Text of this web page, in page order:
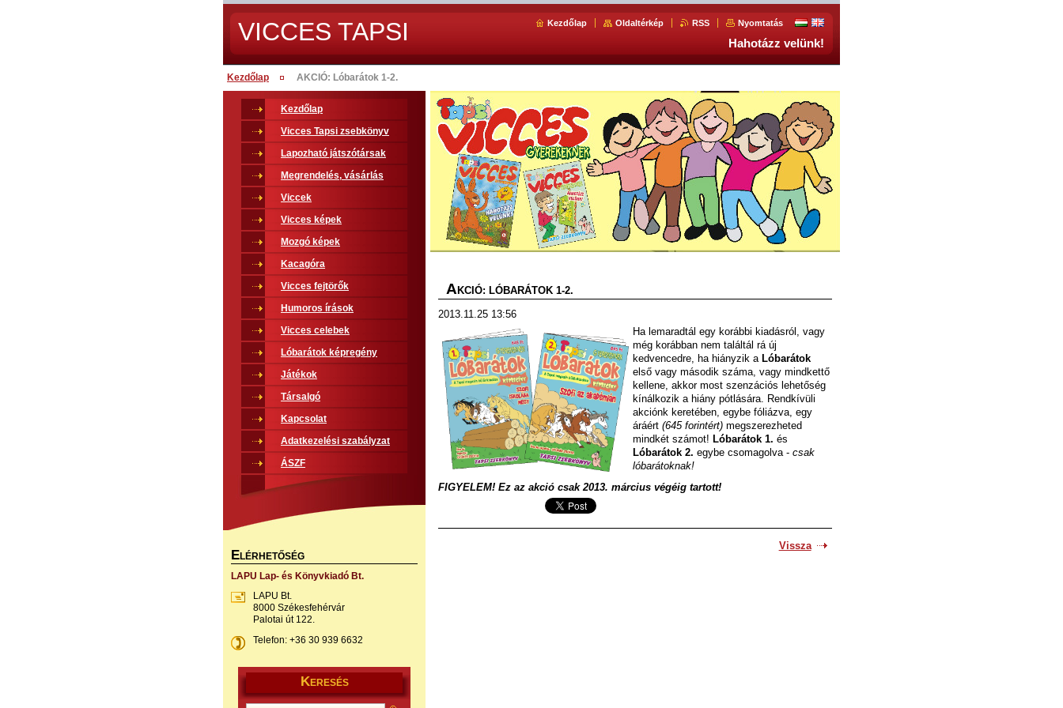
VICCES TAPSI Kezdőlap Oldaltérkép RSS Nyomtatás
Hahotázz velünk!
Kezdőlap AKCIÓ: Lóbarátok 1-2.
A KCIÓ: LÓBARÁTOK 1-2.
2013.11.25 13:56
Ha lemaradtál egy korábbi kiadásról, vagy
még korábban nem találtál rá új
kedvencedre, ha hiányzik a Lóbarátok
első vagy második száma, vagy mindkettő
kellene, akkor most szenzációs lehetőség
kínálkozik a hiány pótlására. Rendkívüli
akciónk keretében, egybe fóliázva, egy
áráért (645 forintért) megszerezheted
mindkét számot! Lóbarátok 1. és
Lóbarátok 2. egybe csomagolva - csak
lóbarátoknak!
FIGYELEM! Ez az akció csak 2013. március végéig tartott!
Vissza
Kezdőlap
Vicces Tapsi zsebkönyv
Lapozható játszótársak
Megrendelés, vásárlás
Viccek
Vicces képek
Mozgó képek
Kacagóra
Vicces fejtörők
Humoros írások
Vicces celebek
Lóbarátok képregény
Játékok
Társalgó
Kapcsolat
Adatkezelési szabályzat
ÁSZF
ELÉRHETŐSÉG
LAPU Lap- és Könyvkiadó Bt.
LAPU Bt.
8000 Székesfehérvár
Palotai út 122.
Telefon: +36 30 939 6632
KERESÉS